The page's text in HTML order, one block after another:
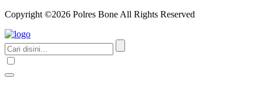
Copyright ©2026 Polres Bone All Rights Reserved